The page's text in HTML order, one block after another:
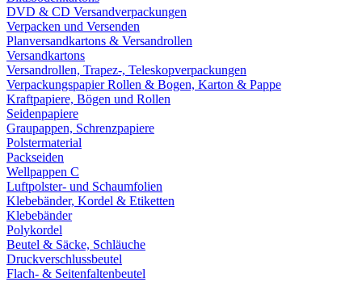
DVD & CD Versandverpackungen
Verpacken und Versenden
Planversandkartons & Versandrollen
Versandkartons
Versandrollen, Trapez-, Teleskopverpackungen
Verpackungspapier Rollen & Bogen, Karton & Pappe
Kraftpapiere, Bögen und Rollen
Seidenpapiere
Graupappen, Schrenzpapiere
Polstermaterial
Packseiden
Wellpappen C
Luftpolster- und Schaumfolien
Klebebänder, Kordel & Etiketten
Klebebänder
Polykordel
Beutel & Säcke, Schläuche
Druckverschlussbeutel
Flach- & Seitenfaltenbeutel